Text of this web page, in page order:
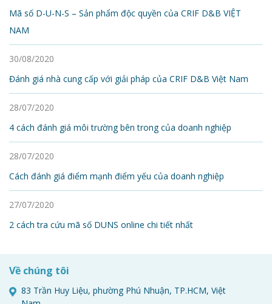
Mã số D-U-N-S – Sản phẩm độc quyền của CRIF D&B VIỆT
NAM
30/08/2020
Đánh giá nhà cung cấp với giải pháp của CRIF D&B Việt Nam
28/07/2020
4 cách đánh giá môi trường bên trong của doanh nghiệp
28/07/2020
Cách đánh giá điểm mạnh điểm yếu của doanh nghiệp
27/07/2020
2 cách tra cứu mã số DUNS online chi tiết nhất
Về chúng tôi
83 Trần Huy Liệu, phường Phú Nhuận, TP.HCM, Việt